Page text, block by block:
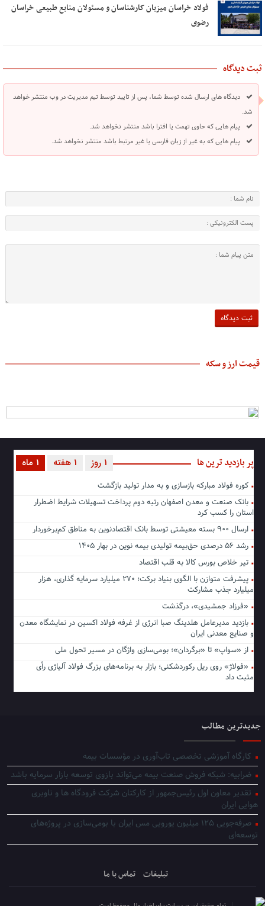
فولاد خراسان میزبان کارشناسان و مسئولان منابع طبیعی خراسان
رضوی
ثبت دیدگاه
دیدگاه های ارسال شده توسط شما، پس از تایید توسط تیم مدیریت در وب منتشر خواهد
شد.
پیام هایی که حاوی تهمت یا افترا باشد منتشر نخواهد شد.
پیام هایی که به غیر از زبان فارسی یا غیر مرتبط باشد منتشر نخواهد شد.
قیمت ارز و سکه
پر بازدید ترین ها 1 ماه 1 هفته 1 روز
کوره فولاد مبارکه بازسازی و به مدار تولید بازگشت
بانک صنعت و معدن اصفهان رتبه دوم پرداخت تسهیلات شرایط اضطرار
استان را کسب کرد
ارسال ۹۰۰ بسته معیشتی توسط بانک اقتصادنوین به مناطق کم‌برخوردار
رشد ۵۶ درصدی حق‌بیمه تولیدی بیمه نوین در بهار ۱۴۰۵
تیر خلاص بورس کالا به قلب اقتصاد
پیشرفت متوازن با الگوی بنیاد برکت؛ ۲۷۰ میلیارد سرمایه گذاری، هزار
میلیارد جذب مشارکت
«فرزاد جمشیدی»، درگذشت
بازدید مدیرعامل هلدینگ صبا انرژی از غرفه فولاد اکسین در نمایشگاه معدن
و صنایع معدنی ایران
از «سواپ» تا «برگردان»؛ بومی‌سازی واژگان در مسیر تحول ملی
«فولاژ» روی ریل رکوردشکنی؛ بازار به برنامه‌های بزرگ فولاد آلیاژی رأی
مثبت داد
جدیدترین مطالب
کارگاه آموزشی تخصصی تاب‌آوری در مؤسسات بیمه
ضرابیه: شبکه فروش صنعت بیمه می‌تواند بازوی توسعه بازار سرمایه باشد
تقدیر معاون اول رئیس‌جمهور از کارکنان شرکت فرودگاه ها و ناوبری
هوایی ایران
صرفه‌جویی ۱۲۵ میلیون یورویی مس ایران با بومی‌سازی در پروژه‌های
توسعه‌ای
تبلیغات تماس با ما